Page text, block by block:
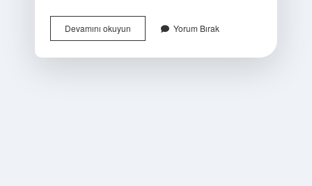
Devamını okuyunGazeteler
Kaç
Yorum Bırak